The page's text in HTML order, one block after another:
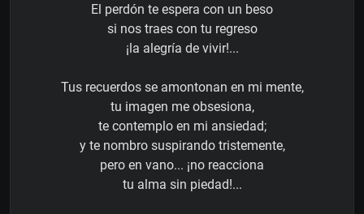
El perdón te espera con un beso
si nos traes con tu regreso
¡la alegría de vivir!...
Tus recuerdos se amontonan en mi mente,
tu imagen me obsesiona,
te contemplo en mi ansiedad;
y te nombro suspirando tristemente,
pero en vano... ¡no reacciona
tu alma sin piedad!...